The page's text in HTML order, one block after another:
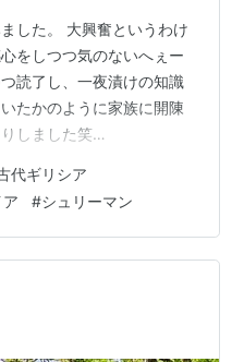
した。 大興奮というわけ
をしつつ気のないへぇー
読了し、一夜漬けの知識
たかのように家族に開陳
しました笑
を記事にして下さっていた
その中からピックアップ
本作へ
はおすすめできる面白
う所でしょうか。 私に
代ギリシア
#シュリーマン